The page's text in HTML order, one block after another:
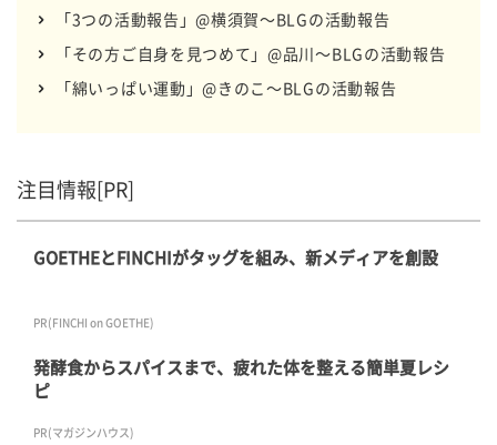
「3つの活動報告」@横須賀～BLGの活動報告
「その方ご自身を見つめて」@品川～BLGの活動報告
「綿いっぱい運動」@きのこ～BLGの活動報告
注目情報[PR]
GOETHEとFINCHIがタッグを組み、新メディアを創設
PR(FINCHI on GOETHE)
発酵食からスパイスまで、疲れた体を整える簡単夏レシ
ピ
PR(マガジンハウス)